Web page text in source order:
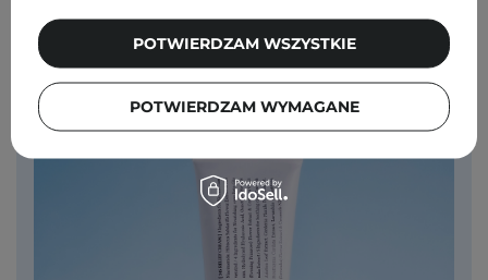
pozostawia skórę delikatną
i nawilżoną, odpowiedni pod makijaż.
Na pewno kupię ponownie."
POTWIERDZAM WYMAGANE
POTWIERDZAM WSZYSTKIE